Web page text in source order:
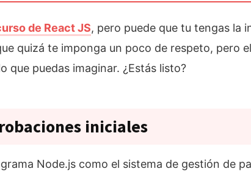
de React JS, pero puede que tu tengas la
quizá te imponga un poco de respeto, pero el
que puedas imaginar. ¿Estás listo?
iniciales
Node.js como el sistema de gestión de